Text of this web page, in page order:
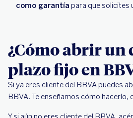
como garantía para que solicites
¿Cómo abrir un
plazo fijo en
Si ya eres cliente del BBVA puedes
BBVA. Te enseñamos cómo hacerlo,